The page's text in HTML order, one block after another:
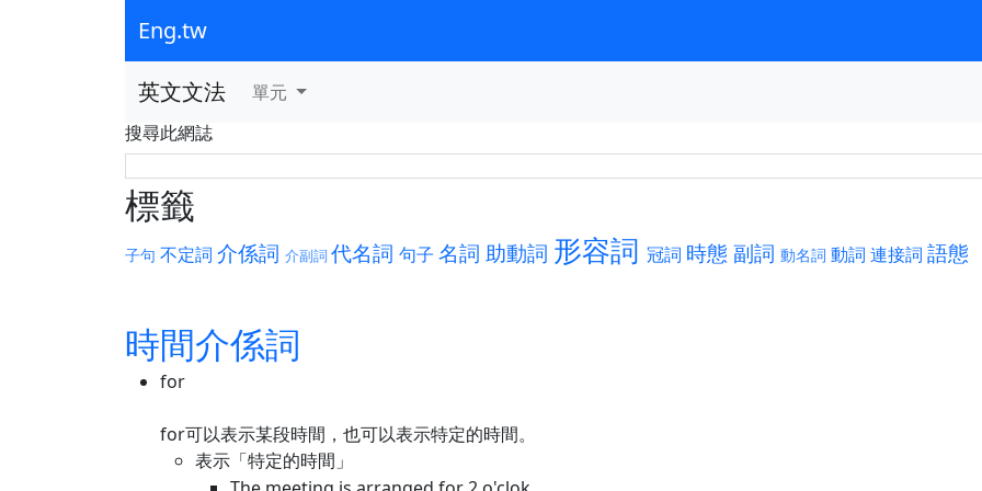
Eng.tw
英文文法
單元
搜尋此網誌
標籤
子句 不定詞 介係詞 介副詞 代名詞 句子 名詞 助動詞 形容詞 冠詞 時態 副詞 動名詞 動詞 連接詞 語態
時間介係詞
for
for可以表示某段時間，也可以表示特定的時間。
表示「特定的時間」